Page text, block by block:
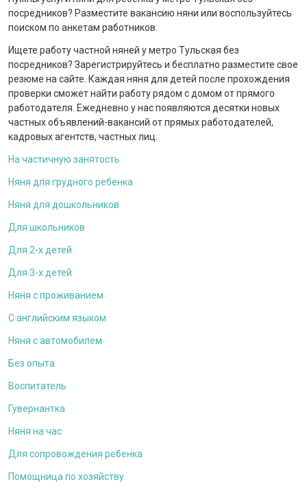
посредников? Разместите вакансию няни или воспользуйтесь
поиском по анкетам работников.
Ищете работу частной няней у метро Тульская без
посредников? Зарегистрируйтесь и бесплатно разместите свое
резюме на сайте. Каждая няня для детей после прохождения
проверки сможет найти работу рядом с домом от прямого
работодателя. Ежедневно у нас появляются десятки новых
частных объявлений-вакансий от прямых работодателей,
кадровых агентств, частных лиц.
На частичную занятость
Няня для грудного ребенка
Няня для дошкольников
Для школьников
Для 2-х детей
Для 3-х детей
Няня с проживанием
С английским языком
Няня с автомобилем
Без опыта
Воспитатель
Гувернантка
Няня на час
Для сопровождения ребенка
Помощница по хозяйству